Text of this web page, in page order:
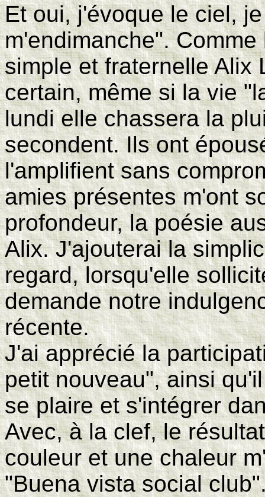
Et oui, j'évoque le ciel,
m'endimanche".
simple et fraternelle Alix
certain, même si la vie
lundi elle chassera la
secondent. Ils ont
l'amplifient sans
amies présentes m'ont
profondeur, la poésie
Alix. J'ajouterai la
regard, lorsqu'elle
demande notre
récente.
J'ai apprécié la
petit nouveau", ainsi
se plaire et s'intégrer
Avec, à la clef, le
couleur et une chaleur
"Buena vista social